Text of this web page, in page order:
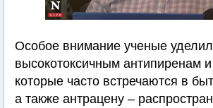
Особое внимание ученые
высокотоксичным антипиренам
которые часто встречаются в
а также антрацену –